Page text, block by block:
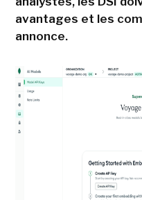
avantages et les
annonce.